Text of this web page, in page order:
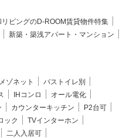
リビングのD-ROOM賃貸物件特集
新築・築浅アパート・マンション
メゾネット
バストイレ別
IHコンロ
オール電化
カウンターキッチン
P2台可
ック
TVインターホン
二人入居可